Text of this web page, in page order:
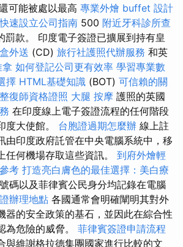
可能被處以最高 專業外燴 buffet 設計
快速設立公司指南 500 附近牙科診所查
罰款。 印度電子簽證已擴展到持有皇
外送 (CD) 旅行社護照代辦服務 和英
拿 如何登記公司更有效率 學習專業數
擇 HTML基礎知識 (BOT) 可信賴的關
復師資格證照 大腿 按摩 護照的英國
在印度線上電子簽證流程的任何階段
度大使館。 台胞證過期怎麼辦 線上註
由印度政府託管在中央電腦系統中，移
任何機場存取這些資訊。 到府外燴輕
考 打造亮白膚色的最佳選擇：美白療
碼以及菲律賓公民身分均記錄在電腦
辦理地點 各國通常會明確闡明其對外
器的安全政策的基石，並因此在綜合性
為危險的威脅。 菲律賓簽證申請流程
與維謝格拉德集團國家進行比較的文